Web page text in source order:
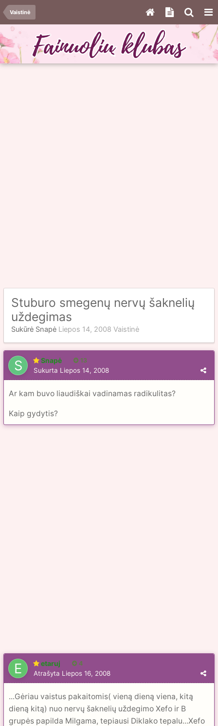
Vaistinė
Stuburo smegenų nervų šaknelių
uždegimas
Sukūrė Snapė Liepos 14, 2008 Vaistinė
Snapė 13
Sukurta Liepos 14, 2008
Ar kam buvo liaudiškai vadinamas radikulitas?
Kaip gydytis?
etaruj 4
Atrašyta Liepos 16, 2008
...Gėriau vaistus pakaitomis( vieną dieną viena, kitą
dieną kitą) nuo nervų šaknelių uždegimo Xefo ir B
grupės papilda Milgama, tepiausi Diklako tepalu...Xefo